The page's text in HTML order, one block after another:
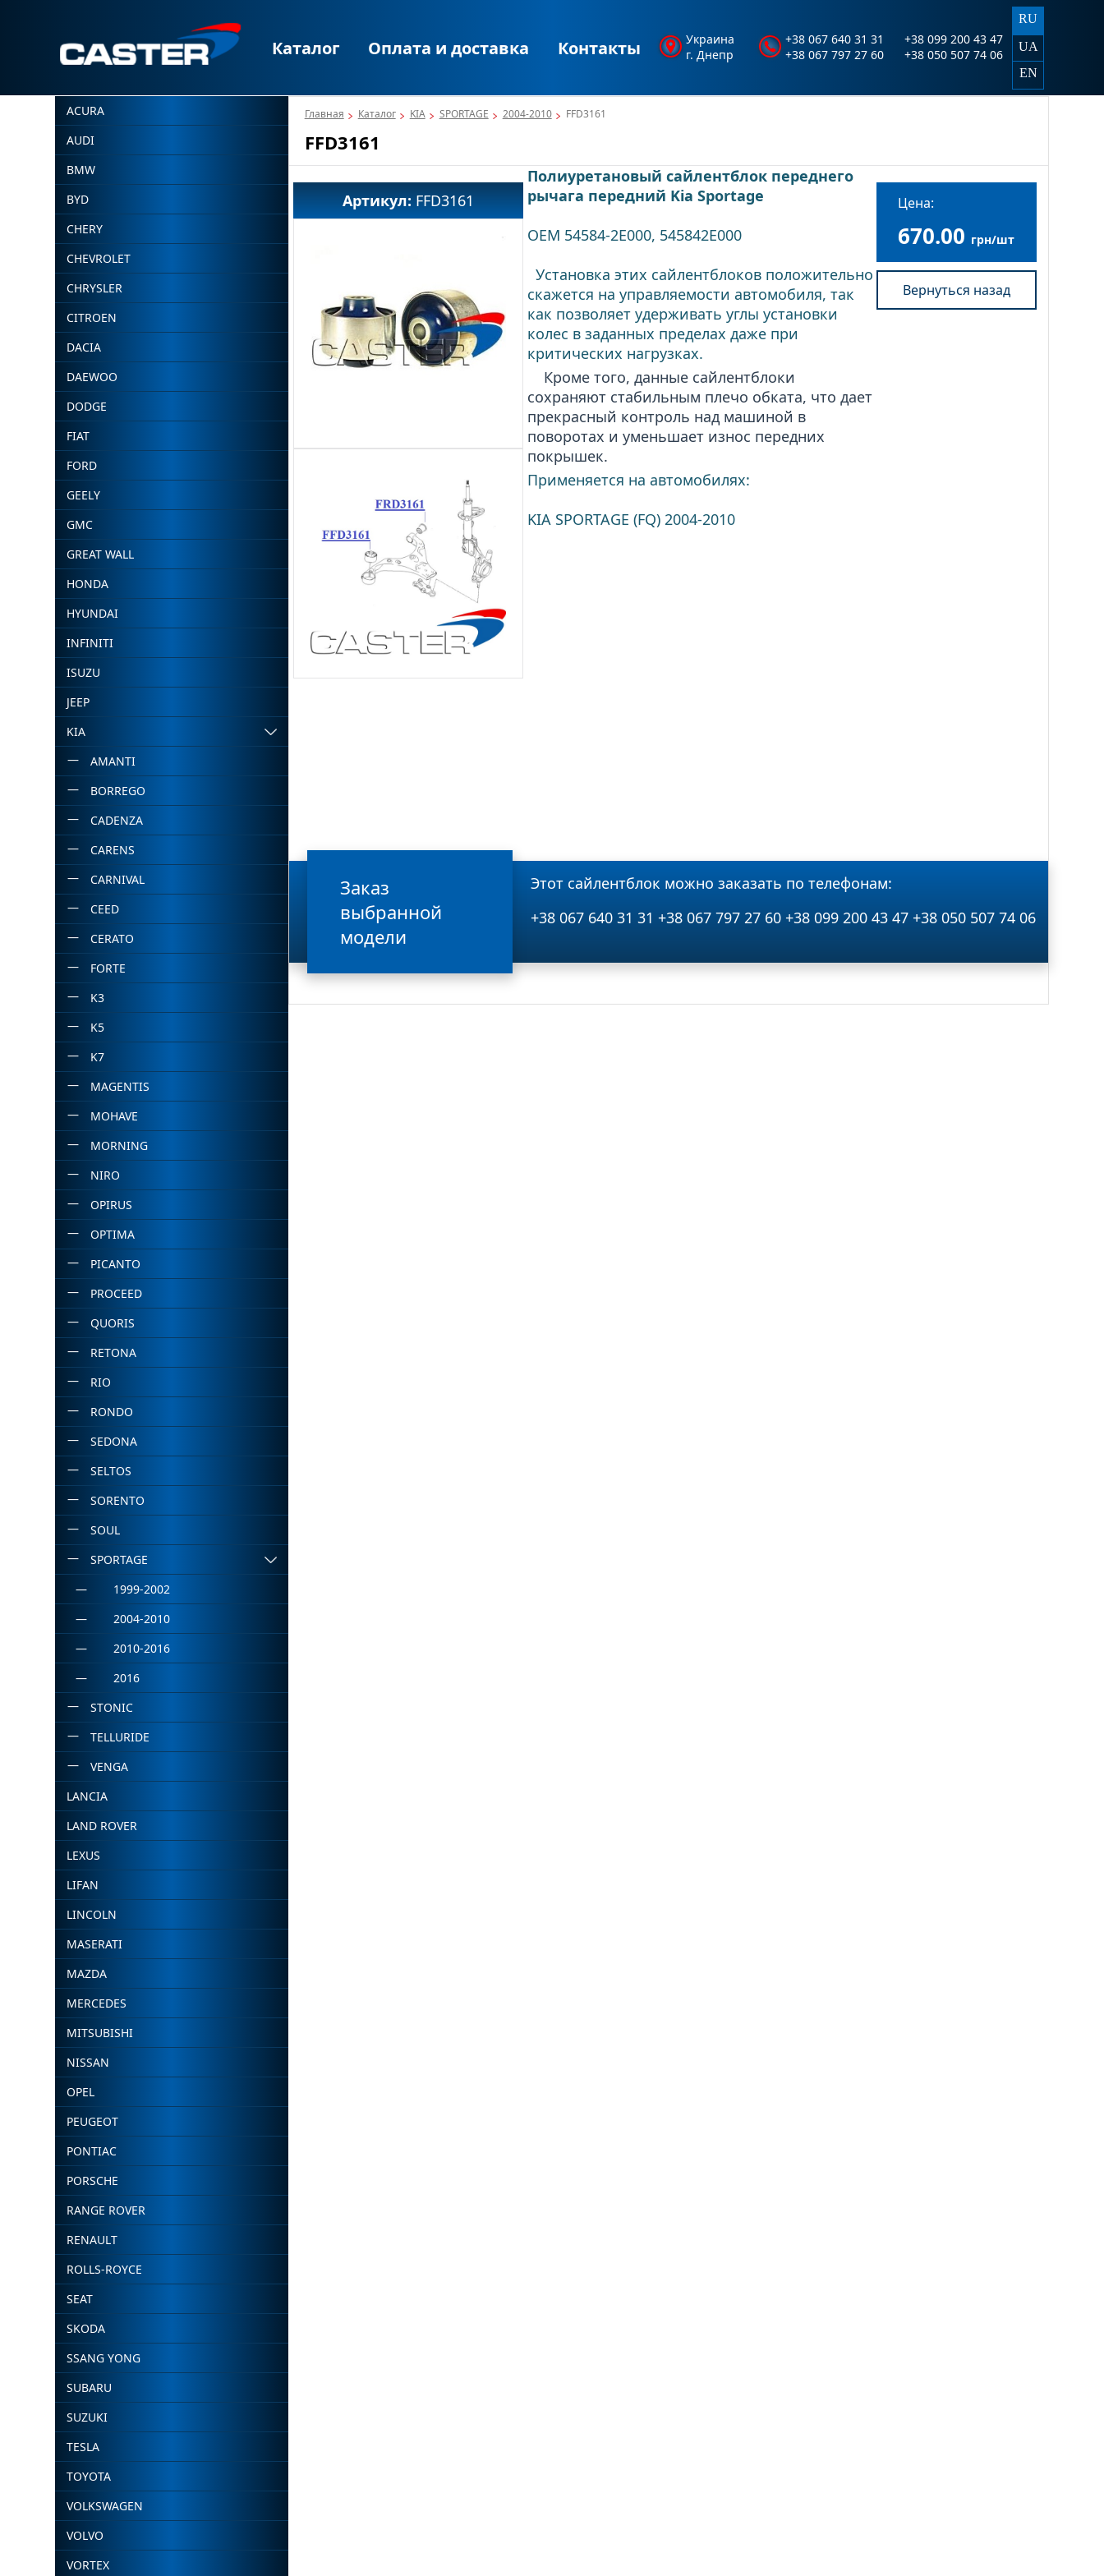
Каталог Оплата и доставка Контакты
Украина
г. Днепр
+38 067 640 31 31
+38 067 797 27 60
+38 099 200 43 47
+38 050 507 74 06
RU
UA
EN
ACURA
AUDI
BMW
BYD
CHERY
CHEVROLET
CHRYSLER
CITROEN
DACIA
DAEWOO
DODGE
FIAT
FORD
GEELY
GMC
GREAT WALL
HONDA
HYUNDAI
INFINITI
ISUZU
JEEP
KIA
AMANTI
BORREGO
CADENZA
CARENS
CARNIVAL
CEED
CERATO
FORTE
K3
K5
K7
MAGENTIS
MOHAVE
MORNING
NIRO
OPIRUS
OPTIMA
PICANTO
PROCEED
QUORIS
RETONA
RIO
RONDO
SEDONA
SELTOS
SORENTO
SOUL
SPORTAGE
1999-2002
2004-2010
2010-2016
2016
STONIC
TELLURIDE
VENGA
LANCIA
LAND ROVER
LEXUS
LIFAN
LINCOLN
MASERATI
MAZDA
MERCEDES
MITSUBISHI
NISSAN
OPEL
PEUGEOT
PONTIAC
PORSCHE
RANGE ROVER
RENAULT
ROLLS-ROYCE
SEAT
SKODA
SSANG YONG
SUBARU
SUZUKI
TESLA
TOYOTA
VOLKSWAGEN
VOLVO
VORTEX
Главная Каталог KIA SPORTAGE 2004-2010 FFD3161
FFD3161
Артикул:FFD3161
Полиуретановый сайлентблок переднего
рычага передний Kia Sportage
OEM 54584-2E000, 545842E000
Установка этих сайлентблоков положительно
скажется на управляемости автомобиля, так
как позволяет удерживать углы установки
колес в заданных пределах даже при
критических нагрузках.
Кроме того, данные сайлентблоки
сохраняют стабильным плечо обката, что дает
прекрасный контроль над машиной в
поворотах и уменьшает износ передних
покрышек.
Применяется на автомобилях:
KIA SPORTAGE (FQ) 2004-2010
Цена:
670.00 грн/шт
Вернуться назад
Заказ
выбранной
модели
Этот сайлентблок можно заказать по телефонам:
+38 067 640 31 31 +38 067 797 27 60 +38 099 200 43 47 +38 050 507 74 06